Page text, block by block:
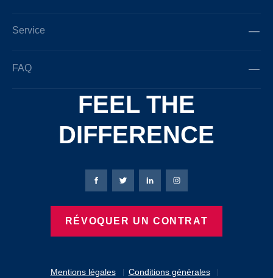
Service
FAQ
FEEL THE
DIFFERENCE
Mentions légales Conditions générales
Page Facebook de Bierbaum-Proenen
Page X de Bierbaum-Proenen
Page LinkedIn de
Page Instagram de
RÉVOQUER UN CONTRAT